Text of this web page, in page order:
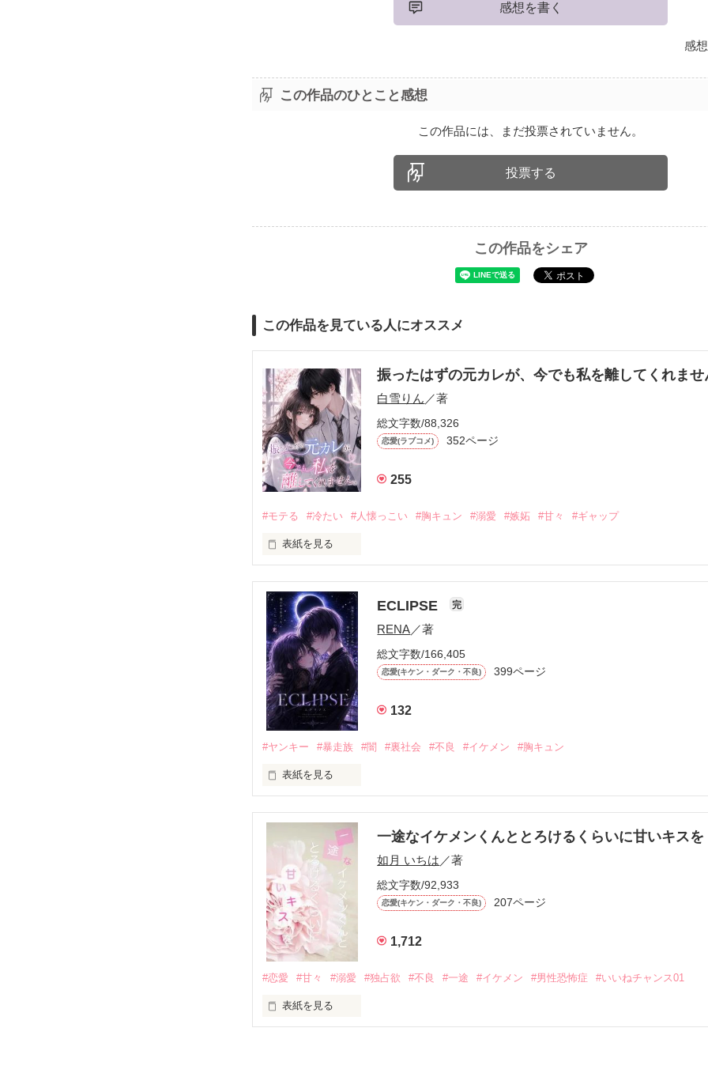
感想を書く
感
この作品のひとこと感想
この作品には、まだ投票されていません。
投票する
この作品をシェア
この作品を見ている人にオススメ
振ったはずの元カレが、今でも私を離してくれま
白雪りん ／著
総文字数/88,326
恋愛(ラブコメ) 352ページ
255
#モテる #冷たい #人懐っこい #胸キュン #溺愛 #嫉妬 #甘々 #ギャップ
表紙を見る
モテる人を好きになるのが怖かった。
だから私は、中学時代に大好きだった彼を自分から振った。
もう会うことはないと思っていたのに、
高校生になって再会した彼は、隣の学校で”王子様”と呼ばれる人気者になっていた。
他の女の子には冷たいのに
「澪ちゃん。」
それは止まっていた恋が再び動き始める合図──。
✨.ﾟ･*..☆.｡.:*✨.☆.｡.:. *:ﾟ✨.ﾟ･*..☆.｡.:*✨
人見知りだけど優しい無自覚だけどモテる
冴木澪-SaekiMio
×
基本女子に冷たいのに澪にはわんこ男子になる
篠宮光-ShinomiyaHikaru
✨.ﾟ･*..☆.｡.:*✨.☆.｡.:. *:ﾟ✨.ﾟ･*..☆.｡.:*✨
ECLIPSE 完
RENA／著
総文字数/166,405
恋愛(キケン・ダーク・不良) 399ページ
132
#ヤンキー #暴走族 #闇 #裏社会 #不良 #イケメン #胸キュン
表紙を見る
一途なイケメンくんととろけるくらいに甘いキスを
如月 いちは ／著
総文字数/92,933
恋愛(キケン・ダーク・不良) 207ページ
1,712
#恋愛 #甘々 #溺愛 #独占欲 #不良 #一途 #イケメン #男性恐怖症 #いいねチャンス01
表紙を見る